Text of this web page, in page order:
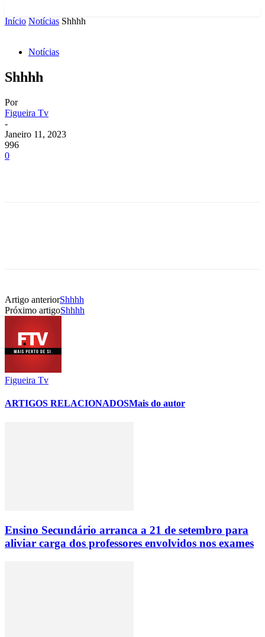
Início Notícias Shhhh
Notícias
Shhhh
Por
Figueira Tv
-
Janeiro 11, 2023
996
0
Artigo anteriorShhhh
Próximo artigoShhhh
Figueira Tv
ARTIGOS RELACIONADOSMais do autor
Ensino Secundário arranca a 21 de setembro para
aliviar carga dos professores envolvidos nos exames